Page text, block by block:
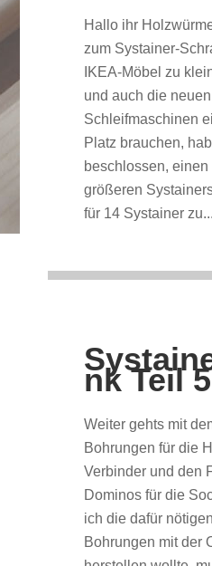
Hallo ihr
zum Systainer-
IKEA-Möbel zu
und auch die neuen
Schleifmaschinen
Platz brauchen,
beschlossen,
größeren
für 14 Systainer zu...
nk Teil 5
Weiter gehts mit
Bohrungen für die
Verbinder und den
Dominos für die
ich die dafür
Bohrungen mit der